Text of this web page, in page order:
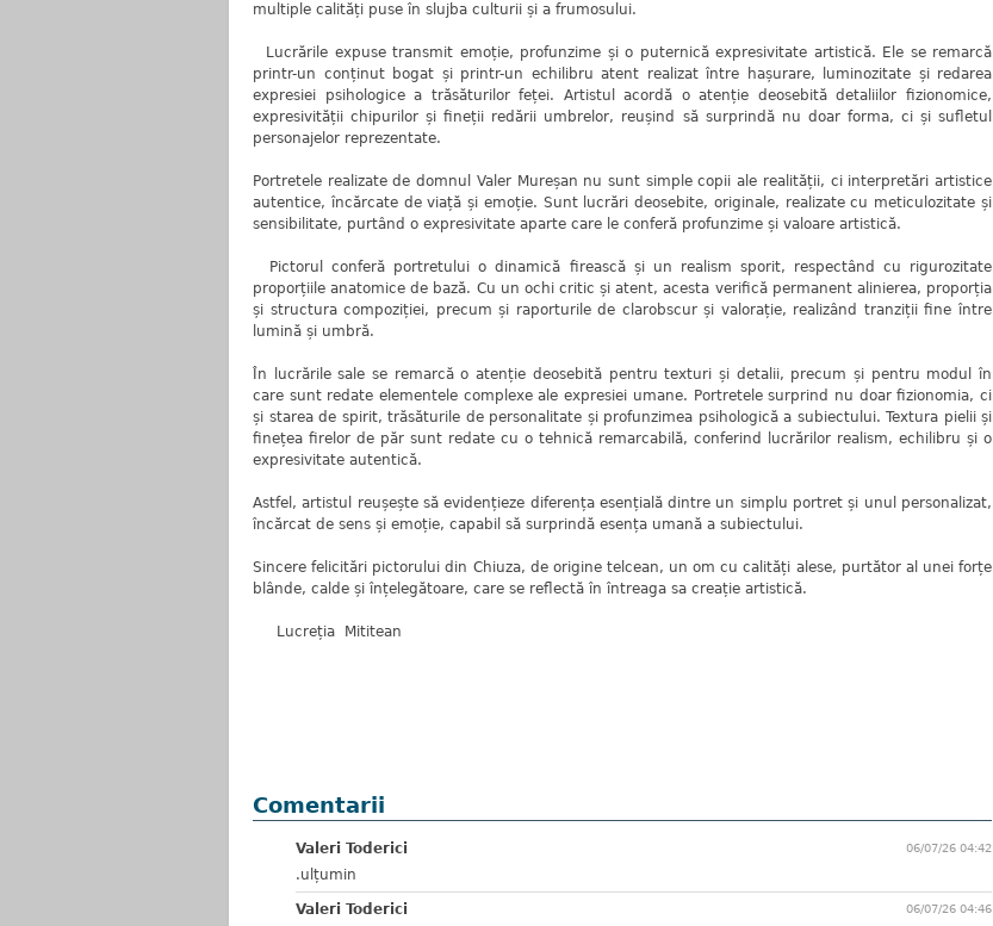
multiple calități puse în slujba culturii și a frumosului.
Lucrările expuse transmit emoție, profunzime și o puternică expresivitate artistică. Ele se remarcă
printr-un conținut bogat și printr-un echilibru atent realizat între hașurare, luminozitate și redarea
expresiei psihologice a trăsăturilor feței. Artistul acordă o atenție deosebită detaliilor fizionomice,
expresivității chipurilor și fineții redării umbrelor, reușind să surprindă nu doar forma, ci și sufletul
personajelor reprezentate.
Portretele realizate de domnul Valer Mureșan nu sunt simple copii ale realității, ci interpretări artistice
autentice, încărcate de viață și emoție. Sunt lucrări deosebite, originale, realizate cu meticulozitate și
sensibilitate, purtând o expresivitate aparte care le conferă profunzime și valoare artistică.
Pictorul conferă portretului o dinamică firească și un realism sporit, respectând cu rigurozitate
proporțiile anatomice de bază. Cu un ochi critic și atent, acesta verifică permanent alinierea, proporția
și structura compoziției, precum și raporturile de clarobscur și valorație, realizând tranziții fine între
lumină și umbră.
În lucrările sale se remarcă o atenție deosebită pentru texturi și detalii, precum și pentru modul în
care sunt redate elementele complexe ale expresiei umane. Portretele surprind nu doar fizionomia, ci
și starea de spirit, trăsăturile de personalitate și profunzimea psihologică a subiectului. Textura pielii și
finețea firelor de păr sunt redate cu o tehnică remarcabilă, conferind lucrărilor realism, echilibru și o
expresivitate autentică.
Astfel, artistul reușește să evidențieze diferența esențială dintre un simplu portret și unul personalizat,
încărcat de sens și emoție, capabil să surprindă esența umană a subiectului.
Sincere felicitări pictorului din Chiuza, de origine telcean, un om cu calități alese, purtător al unei forțe
blânde, calde și înțelegătoare, care se reflectă în întreaga sa creație artistică.
Lucreția Mititean
Comentarii
06/07/26 04:42
Valeri Toderici
.ulțumin
06/07/26 04:46
Valeri Toderici